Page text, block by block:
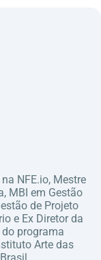
NFE.io, Mestre
MBI em Gestão
de Projeto
e Ex Diretor da
programa
Arte das